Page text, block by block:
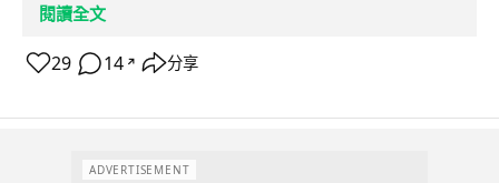
閱讀全文
29 14 ↗ 分享
ADVERTISEMENT